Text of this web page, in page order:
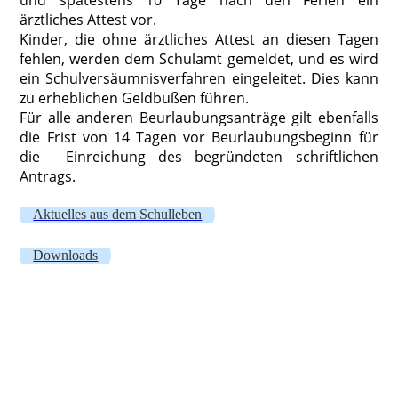
ärztliches Attest vor.
Kinder, die ohne ärztliches Attest an diesen Tagen
fehlen, werden dem Schulamt gemeldet, und es wird
ein Schulversäumnisverfahren eingeleitet. Dies kann
zu erheblichen Geldbußen führen.
Für alle anderen Beurlaubungsanträge gilt ebenfalls
die Frist von 14 Tagen vor Beurlaubungsbeginn für
die Einreichung des begründeten schriftlichen
Antrags.
Aktuelles aus dem Schulleben
Downloads